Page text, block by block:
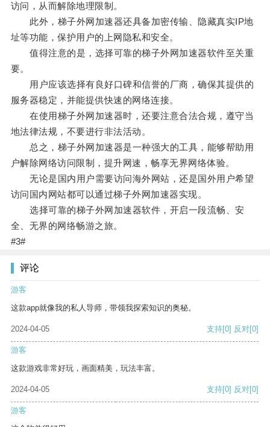
访问，从而解除地理限制。
此外，梯子外网加速器还具备加密传输、隐藏真实IP地
址等功能，保护用户的上网隐私和安全。
值得注意的是，选择可靠的梯子外网加速器软件至关重
要。
用户应该选择有良好口碑和信誉的厂商，确保其提供的
服务器稳定，并能提供快速的网络连接。
在使用梯子外网加速器时，还要注意合法合规，遵守当
地法律法规，不要进行非法活动。
总之，梯子外网加速器是一种强大的工具，能够帮助用
户解除网络访问限制，提升网速，畅享无界网络体验。
无论是国内用户需要访问海外网站，还是国外用户希望
访问国内网站都可以通过梯子外网加速器实现。
选择可靠的梯子外网加速器软件，开启一段流畅、安
全、无界的网络畅游之旅。
#3#
评论
游客
这款app就像我的私人导师，带领我探索知识的奥秘。
2024-04-05 支持[0] 反对[0]
游客
这款游戏非常好玩，画面精美，玩法丰富。
2024-04-05 支持[0] 反对[0]
游客